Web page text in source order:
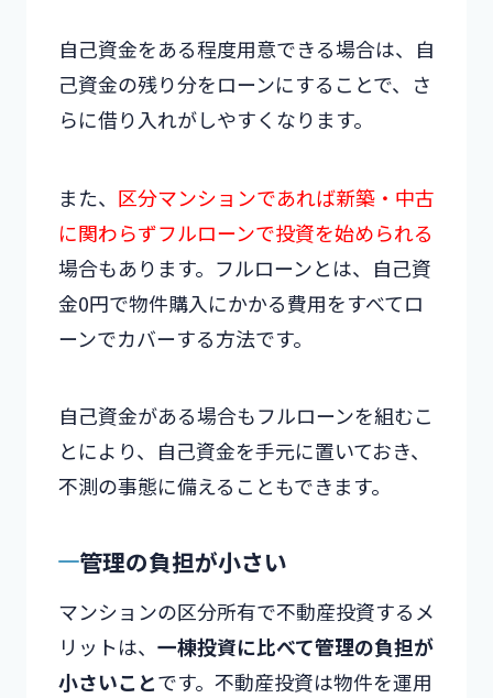
自己資金をある程度用意できる場合は、自
己資金の残り分をローンにすることで、さ
らに借り入れがしやすくなります。
また、 区分マンションであれば新築・中古
に関わらずフルローンで投資を始められる
場合もあります。フルローンとは、自己資
金0円で物件購入にかかる費用をすべてロ
ーンでカバーする方法です。
自己資金がある場合もフルローンを組むこ
とにより、自己資金を手元に置いておき、
不測の事態に備えることもできます。
管理の負担が小さい
マンションの区分所有で不動産投資するメ
リットは、 一棟投資に比べて管理の負担が
小さいことです。不動産投資は物件を運用